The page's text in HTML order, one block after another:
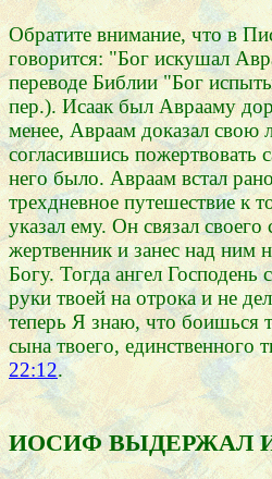
Обратите внимание, что в
говорится: "Бог искушал
переводе Библии "Бог
пер.). Исаак был Аврааму
менее, Авраам доказал свою
согласившись
него было. Авраам встал
трехдневное путешествие к
указал ему. Он связал
жертвенник и занес над ним
Богу. Тогда ангел Господень
руки твоей на отрока и не
теперь Я знаю, что боишься
сына твоего, единственного
22:12.
ИОСИФ ВЫДЕРЖАЛ